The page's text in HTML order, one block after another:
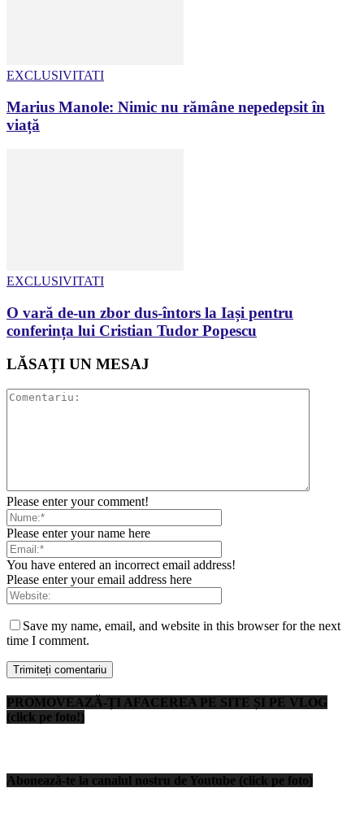
EXCLUSIVITATI
Marius Manole: Nimic nu rămâne nepedepsit în
viață
EXCLUSIVITATI
O vară de-un zbor dus-întors la Iași pentru
conferința lui Cristian Tudor Popescu
LĂSAȚI UN MESAJ
Please enter your comment!
Please enter your name here
You have entered an incorrect email address!
Please enter your email address here
Save my name, email, and website in this browser for the next
time I comment.
PROMOVEAZĂ-ȚI AFACEREA PE SITE ȘI PE VLOG
(click pe foto!)
Abonează-te la canalul nostru de Youtube (click pe foto)